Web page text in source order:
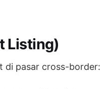
Listing)
di pasar cross-border: